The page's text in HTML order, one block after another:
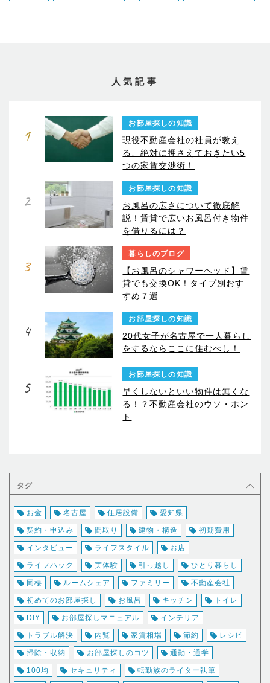
人気記事
1
お部屋探しの知識
現役不動産会社の社員が教え
る、絶対に押さえておきたい5
つの家賃交渉術！
2
お部屋探しの知識
お風呂の広さについて徹底解
説！賃貸で広いお風呂付き物件
を借りるには？
3
暮らしのブログ
【お風呂のシャワーヘッド】賃
貸でも交換OK！タイプ別おす
すめ７選
4
お部屋探しの知識
20代女子が名古屋で一人暮らし
をするならここに住むべし！
5
お部屋探しの知識
早くしないといい物件は無くな
る！？不動産会社のウソ・ホン
ト
タグ
お金 名古屋 住居設備 愛知県
契約・申込み 間取り 建物・構造 初期費用
インタビュー ライフスタイル お店
ライフハック 実体験 引っ越し ひとり暮らし
同棲 ルームシェア ファミリー 不動産会社
初めてのお部屋探し お風呂 キッチン トイレ
DIY お部屋探しマニュアル インテリア
トラブル解決 内覧 家賃相場 節約 レシピ
掃除・収納 お部屋探しのコツ 通勤・通学
100均 セキュリティ 転勤族のライター執筆